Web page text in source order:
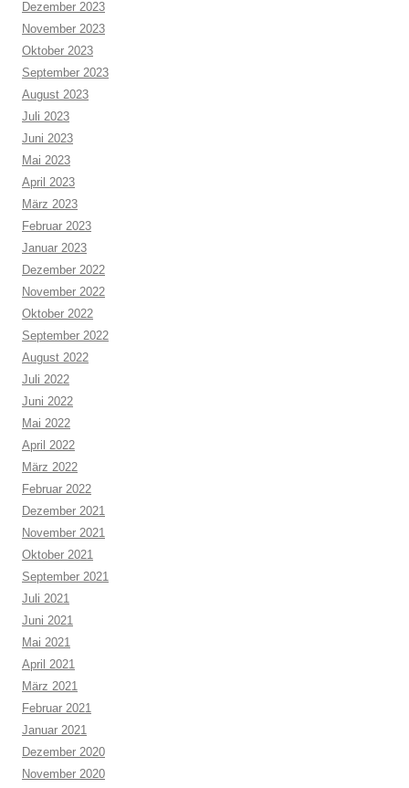
Dezember 2023
November 2023
Oktober 2023
September 2023
August 2023
Juli 2023
Juni 2023
Mai 2023
April 2023
März 2023
Februar 2023
Januar 2023
Dezember 2022
November 2022
Oktober 2022
September 2022
August 2022
Juli 2022
Juni 2022
Mai 2022
April 2022
März 2022
Februar 2022
Dezember 2021
November 2021
Oktober 2021
September 2021
Juli 2021
Juni 2021
Mai 2021
April 2021
März 2021
Februar 2021
Januar 2021
Dezember 2020
November 2020